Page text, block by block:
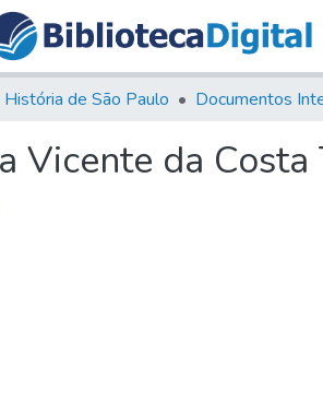
História de São Paulo Documentos
Vicente da